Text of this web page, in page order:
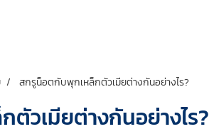
สกรูน็อตกับพุกเหล็กตัวเมียต่างกันอย่างไร?
วเมียต่างกันอย่างไร?